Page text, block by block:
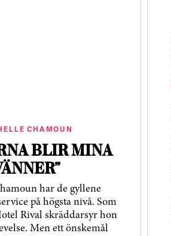
CHAMOUN
BLIR MINA
har de gyllene
på högsta nivå. Som
Rival skräddarsyr hon
Men ett önskemål